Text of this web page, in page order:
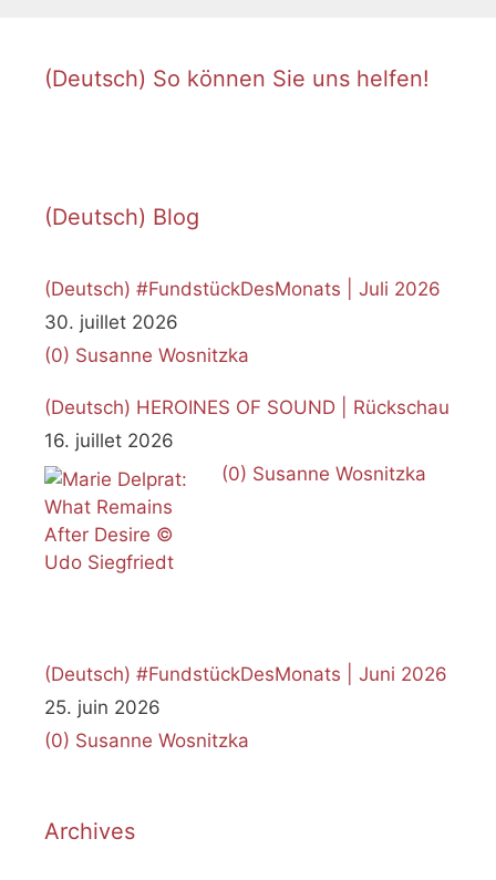
(Deutsch) So können Sie uns helfen!
(Deutsch) Blog
(Deutsch) #FundstückDesMonats | Juli 2026
30. juillet 2026
(0) Susanne Wosnitzka
(Deutsch) HEROINES OF SOUND | Rückschau
16. juillet 2026
(0) Susanne Wosnitzka
(Deutsch) #FundstückDesMonats | Juni 2026
25. juin 2026
(0) Susanne Wosnitzka
Archives